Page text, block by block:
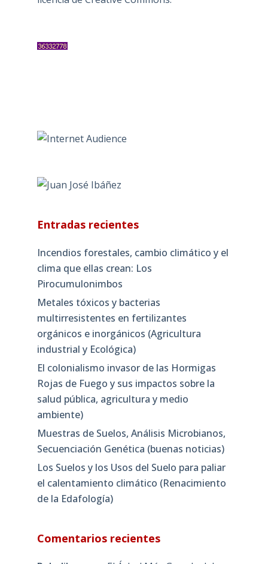
Entradas recientes
Incendios forestales, cambio climático y el
clima que ellas crean: Los
Pirocumulonimbos
Metales tóxicos y bacterias
multirresistentes en fertilizantes
orgánicos e inorgánicos (Agricultura
industrial y Ecológica)
El colonialismo invasor de las Hormigas
Rojas de Fuego y sus impactos sobre la
salud pública, agricultura y medio
ambiente)
Muestras de Suelos, Análisis Microbianos,
Secuenciación Genética (buenas noticias)
Los Suelos y los Usos del Suelo para paliar
el calentamiento climático (Renacimiento
de la Edafología)
Comentarios recientes